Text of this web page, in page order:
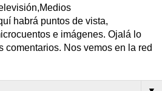
habrá puntos de vista,
e imágenes. Ojalá lo
comentarios. Nos vemos en la red